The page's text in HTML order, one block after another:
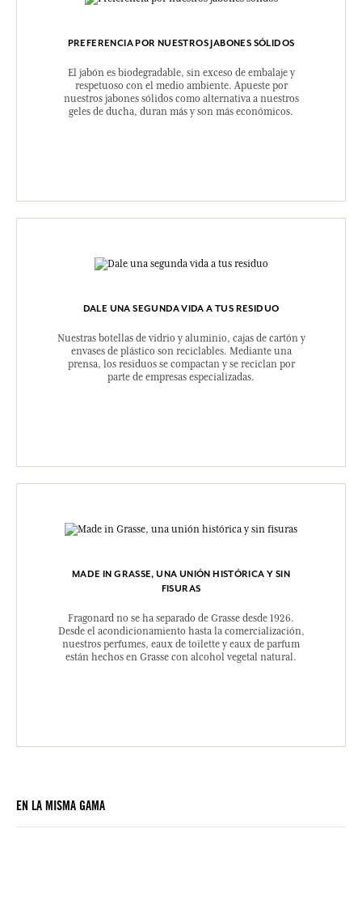
PREFERENCIA POR NUESTROS JABONES SÓLIDOS
El jabón es biodegradable, sin exceso de embalaje y
respetuoso con el medio ambiente. Apueste por
nuestros jabones sólidos como alternativa a nuestros
geles de ducha, duran más y son más económicos.
DALE UNA SEGUNDA VIDA A TUS RESIDUO
Nuestras botellas de vidrio y aluminio, cajas de cartón y
envases de plástico son reciclables. Mediante una
prensa, los residuos se compactan y se reciclan por
parte de empresas especializadas.
MADE IN GRASSE, UNA UNIÓN HISTÓRICA Y SIN
FISURAS
Fragonard no se ha separado de Grasse desde 1926.
Desde el acondicionamiento hasta la comercialización,
nuestros perfumes, eaux de toilette y eaux de parfum
están hechos en Grasse con alcohol vegetal natural.
EN LA MISMA GAMA